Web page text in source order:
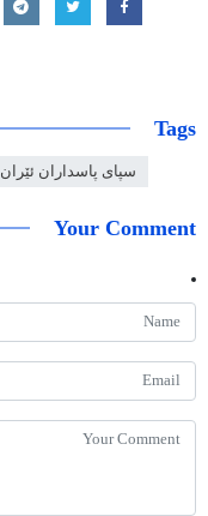
Tags
سپای پاسداران ئێران
Your Comment